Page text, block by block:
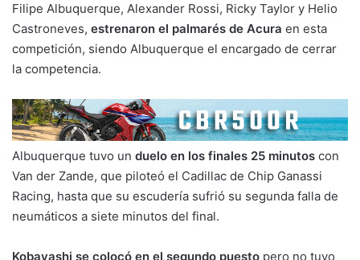
Filipe Albuquerque, Alexander Rossi, Ricky Taylor y Helio
Castroneves, estrenaron el palmarés de Acura en esta
competición, siendo Albuquerque el encargado de cerrar
la competencia.
Albuquerque tuvo un duelo en los finales 25 minutos con
Van der Zande, que piloteó el Cadillac de Chip Ganassi
Racing, hasta que su escudería sufrió su segunda falla de
neumáticos a siete minutos del final.
Kobayashi se colocó en el segundo puesto pero no tuvo